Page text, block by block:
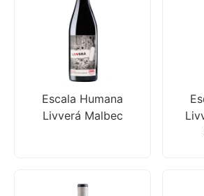
Escala Humana
Livverá Malbec